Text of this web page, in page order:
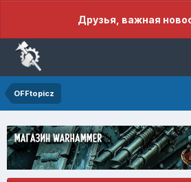
Друзья, важная
OFFtopicz